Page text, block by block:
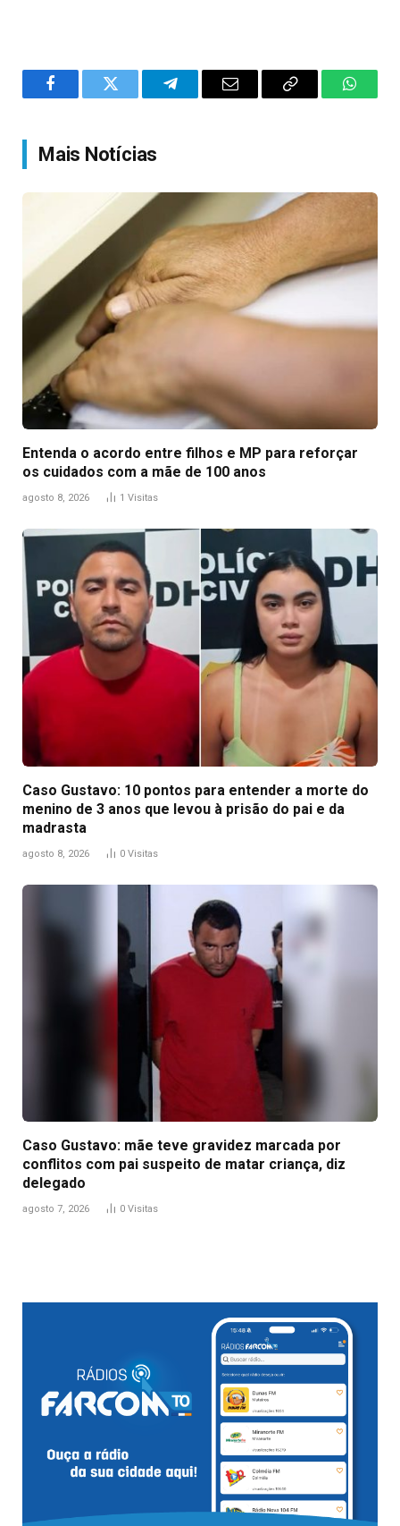
FacebookTwitter TelegramEmail
Copy
Mais Notícias
Entenda o acordo entre filhos e MP para reforçar
os cuidados com a mãe de 100 anos
agosto 8, 2026 1 Visitas
Caso Gustavo: 10 pontos para entender a morte do
menino de 3 anos que levou à prisão do pai e da
madrasta
agosto 8, 2026 0 Visitas
Caso Gustavo: mãe teve gravidez marcada por
conflitos com pai suspeito de matar criança, diz
delegado
agosto 7, 2026 0 Visitas